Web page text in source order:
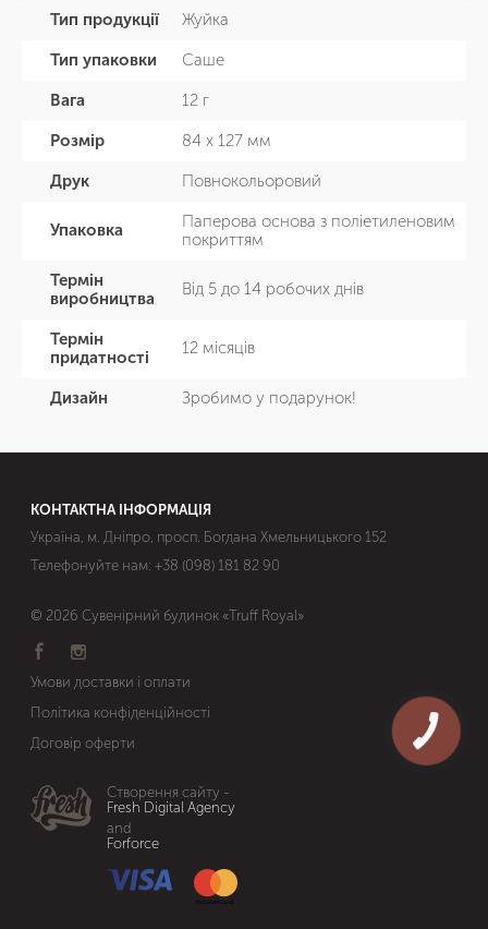
Тип продукції Жуйка
Тип упаковки Саше
Вага 12 г
Розмір 84 х 127 мм
Друк Повнокольоровий
Упаковка
Паперова основа з поліетиленовим
покриттям
Термін
виробництва
Від 5 до 14 робочих днів
Термін
придатності
12 місяців
Дизайн Зробимо у подарунок!
КОНТАКТНА ІНФОРМАЦІЯ
Україна, м. Дніпро, просп. Богдана Хмельницького 152
Телефонуйте нам: +38 (098) 181 82 90
© 2026 Сувенірний будинок «Truff Royal»
Умови доставки і оплати
Політика конфіденційності
Договір оферти
Створення сайту -
Fresh Digital Agency
and
Forforce